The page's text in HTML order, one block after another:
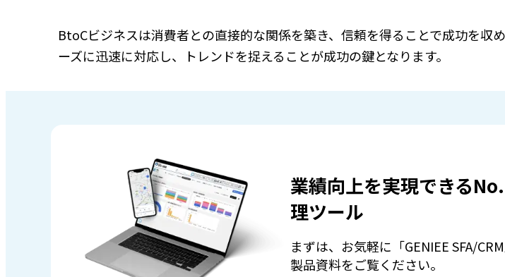
BtoCビジネスは消費者との直接的な関係を築き、信頼を得ることで成功を収
ーズに迅速に対応し、トレンドを捉えることが成功の鍵となります。
業績向上を実現できる
理ツール
まずは、お気軽に「GENIEE SFA/
製品資料をご覧ください。